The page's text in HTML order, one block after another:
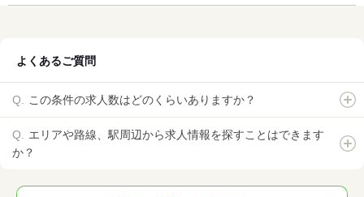
よくあるご質問
この条件の求人数はどのくらいありますか？
エリアや路線、駅周辺から求人情報を探すことはできます
か？